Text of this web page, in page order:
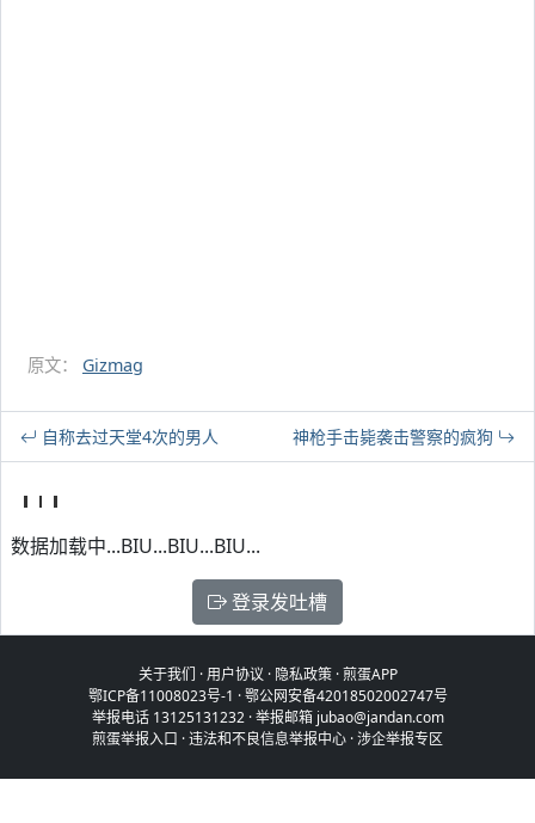
原文： Gizmag
自称去过天堂4次的男人 神枪手击毙袭击警察的疯狗
数据加载中...BIU...BIU...BIU...
登录发吐槽
关于我们 ·用户协议 · 隐私政策·煎蛋APP
鄂ICP备11008023号-1 ·鄂公网安备42018502002747号
举报电话 13125131232 · 举报邮箱 jubao@jandan.com
煎蛋举报入口 ·违法和不良信息举报中心 ·涉企举报专区